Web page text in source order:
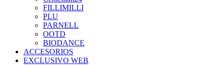
FILLIMILLI
PLU
PARNELL
OOTD
BIODANCE
ACCESORIOS
EXCLUSIVO WEB